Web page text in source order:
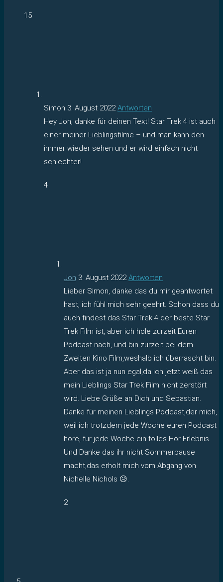
15
Simon 3. August 2022 Antworten
Hey Jon, danke für deinen Text! Star Trek 4 ist auch
einer meiner Lieblingsfilme – und man kann den
immer wieder sehen und er wird einfach nicht
schlechter!
4
Jon 3. August 2022 Antworten
Lieber Simon, danke das du mir geantwortet
hast, ich fühl mich sehr geehrt. Schön dass du
auch findest das Star Trek 4 der beste Star
Trek Film ist, aber ich hole zurzeit Euren
Podcast nach, und bin zurzeit bei dem
Zweiten Kino Film,weshalb ich überrascht bin.
Aber das ist ja nun egal,da ich jetzt weiß das
mein Lieblings Star Trek Film nicht zerstört
wird. Liebe Grüße an Dich und Sebastian.
Danke für meinen Lieblings Podcast,der mich,
weil ich trotzdem jede Woche euren Podcast
höre, für jede Woche ein tolles Hör Erlebnis.
Und Danke das ihr nicht Sommerpause
macht,das erholt mich vom Abgang von
Nichelle Nichols 😥.
2